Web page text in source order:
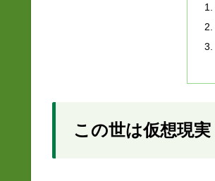
この世は仮想現実